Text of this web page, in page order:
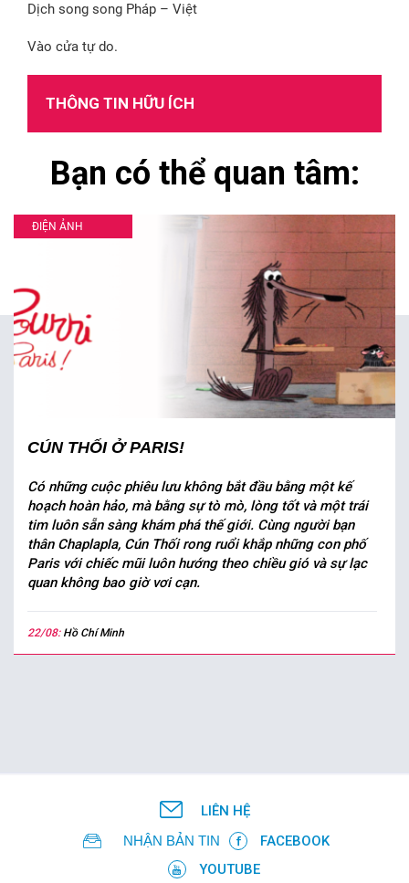
Dịch song song Pháp – Việt
Vào cửa tự do.
THÔNG TIN HỮU ÍCH
Bạn có thể quan tâm:
ĐIỆN ẢNH
CÚN THỐI Ở PARIS!
Có những cuộc phiêu lưu không bắt đầu bằng một kế
hoạch hoàn hảo, mà bằng sự tò mò, lòng tốt và một trái
tim luôn sẵn sàng khám phá thế giới. Cùng người bạn
thân Chaplapla, Cún Thối rong ruổi khắp những con phố
Paris với chiếc mũi luôn hướng theo chiều gió và sự lạc
quan không bao giờ vơi cạn.
22/08: Hồ Chí Minh
LIÊN HỆ
NHẬN BẢN TIN
FACEBOOK
YOUTUBE